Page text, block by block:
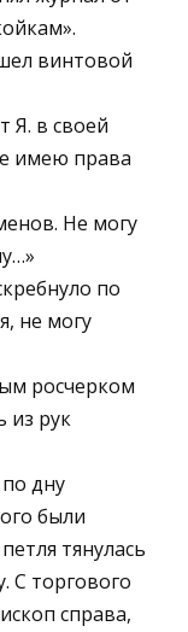
винтовой
Я. в своей
имею права
Не могу
по
не могу
росчерком
из рук
дну
были
тянулась
С торгового
справа,